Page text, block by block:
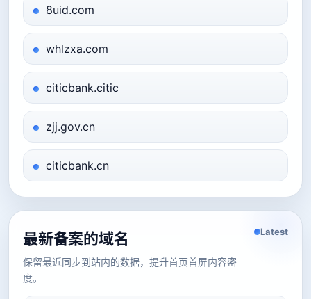
8uid.com
whlzxa.com
citicbank.citic
zjj.gov.cn
citicbank.cn
最新备案的域名
保留最近同步到站内的数据，提升首页首屏内容密
度。
Latest